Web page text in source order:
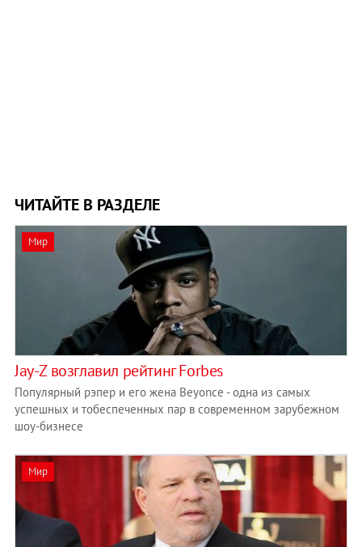
ЧИТАЙТЕ В РАЗДЕЛЕ
Мир
Jay-Z возглавил рейтинг Forbes
Популярный рэпер и его жена Beyonce - одна из самых
успешных и тобеспеченных пар в современном зарубежном
шоу-бизнесе
Мир